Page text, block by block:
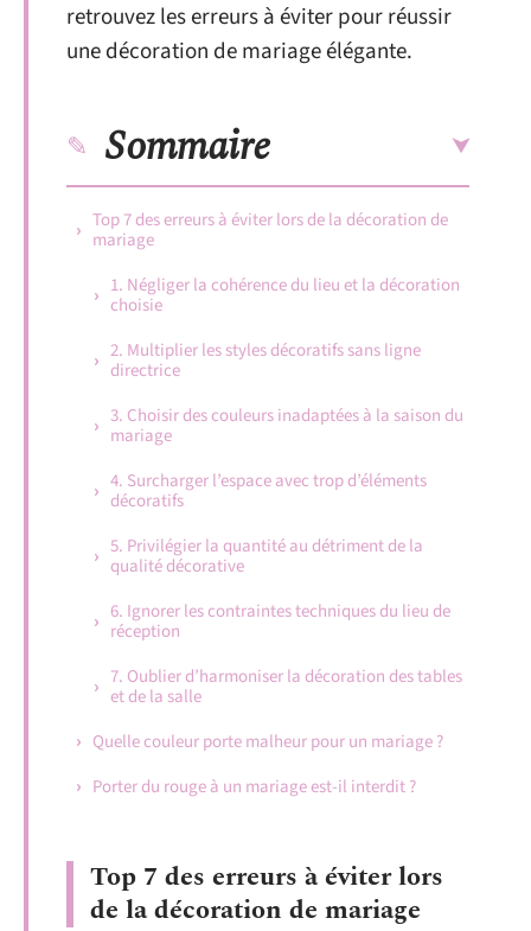
retrouvez les erreurs à éviter pour réussir
une décoration de mariage élégante.
Sommaire
Top 7 des erreurs à éviter lors de la décoration de
mariage
1. Négliger la cohérence du lieu et la décoration
choisie
2. Multiplier les styles décoratifs sans ligne
directrice
3. Choisir des couleurs inadaptées à la saison du
mariage
4. Surcharger l’espace avec trop d’éléments
décoratifs
5. Privilégier la quantité au détriment de la
qualité décorative
6. Ignorer les contraintes techniques du lieu de
réception
7. Oublier d’harmoniser la décoration des tables
et de la salle
Quelle couleur porte malheur pour un mariage ?
Porter du rouge à un mariage est-il interdit ?
Top 7 des erreurs à éviter lors
de la décoration de mariage